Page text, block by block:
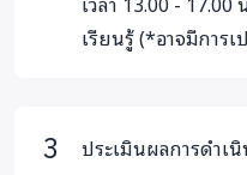
7) อารมณ์ความรู้สึก ผ่าน
ตัวอย่างกิจกรรม 6 ฐานกิจ
เรียนรู้ (*อาจมีการ
ประเมินผลการดำเ